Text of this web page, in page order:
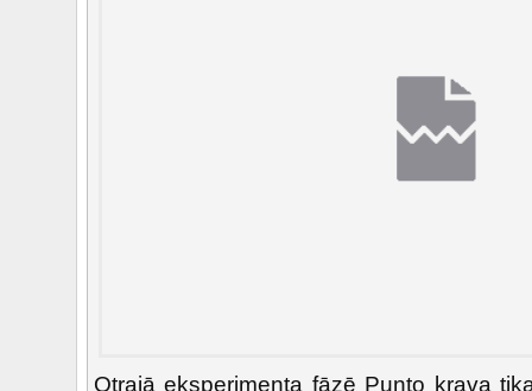
Otrajā eksperimenta fāzē Punto krava